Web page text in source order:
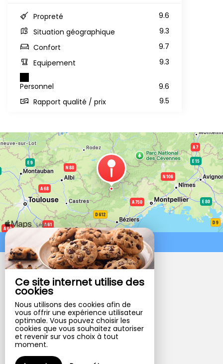
Ce site internet utilise des
cookies
Nous utilisons des cookies afin de
vous offrir une expérience utilisateur
optimale. Vous pouvez choisir les
cookies que vous souhaitez autoriser
et revenir sur vos choix à tout
moment.
Propreté
9.6
Situation géographique
9.3
Confort
9.7
Equipement
9.3
Personnel
9.6
Rapport qualité / prix
9.5
Venir chez nous
Gîtes de Rouvignac
Gîtes de Rouvignac
Lieu-Dit Rouvignac,
34260 AVENE - FRANCE
+33 6 73 89 56 74
Contacter par email